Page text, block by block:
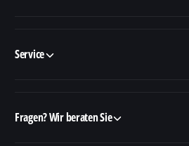
Service
Fragen? Wir beraten Sie